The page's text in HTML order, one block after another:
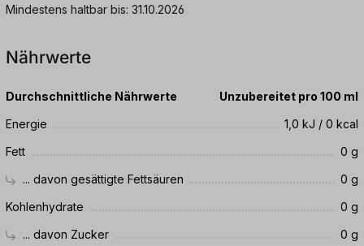
Mindestens haltbar bis: 31.10.2026
Nährwerte
Durchschnittliche Nährwerte
Unzubereitet pro 100 ml
Energie
1,0 kJ / 0 kcal
Fett
0 g
... davon gesättigte Fettsäuren
0 g
Kohlenhydrate
0 g
... davon Zucker
0 g